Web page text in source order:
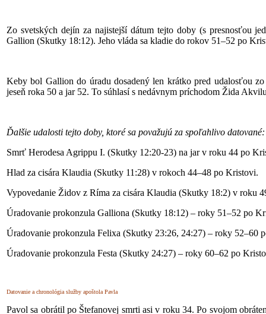
Zo svetských dejín za najistejší dátum tejto doby (s presnosťou
Gallion (Skutky 18:12). Jeho vláda sa kladie do rokov 51–52 po
Keby bol Gallion do úradu dosadený len krátko pred udalosťou
jeseň roka 50 a jar 52. To súhlasí s nedávnym príchodom Žida
Ďalšie udalosti tejto doby, ktoré sa považujú za spoľahlivo datované:
Smrť Herodesa Agrippu I. (Skutky 12:20-23) na jar v roku 44 po
Hlad za cisára Klaudia (Skutky 11:28) v rokoch 44–48 po Kristovi.
Vypovedanie Židov z Ríma za cisára Klaudia (Skutky 18:2) v roku
Úradovanie prokonzula Galliona (Skutky 18:12) – roky 51–52 po
Úradovanie prokonzula Felixa (Skutky 23:26, 24:27) – roky 52–60
Úradovanie prokonzula Festa (Skutky 24:27) – roky 60–62 po
Datovanie a chronológia služby apoštola Pavla
Pavol sa obrátil po Štefanovej smrti asi v roku 34. Po svojom